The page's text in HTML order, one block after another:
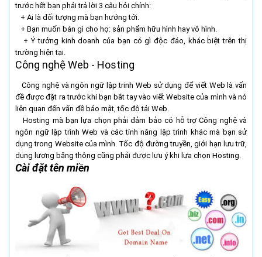
trước hết bạn phải trả lời 3 câu hỏi chính:
+ Ai là đối tượng mà bạn hướng tới.
+ Bạn muốn bán gì cho họ: sản phẩm hữu hình hay vô hình.
+ Ý tưởng kinh doanh của bạn có gì độc đáo, khác biệt trên thị
trường hiện tại.
Công nghệ Web - Hosting
Công nghệ và ngôn ngữ lập trinh Web sử dụng để viết Web là vấn
đề được đặt ra trước khi bạn bắt tay vào viết Website của mình và nó
liên quan đến vấn đề bảo mật, tốc độ tải Web.
Hosting mà bạn lựa chọn phải đảm bảo có hỗ trợ Công nghệ và
ngôn ngữ lập trình Web và các tính năng lập trình khác mà bạn sử
dụng trong Website của mình. Tốc độ đường truyền, giới hạn lưu trữ,
dung lượng băng thông cũng phải được lưu ý khi lựa chọn Hosting.
Cài đặt tên miền